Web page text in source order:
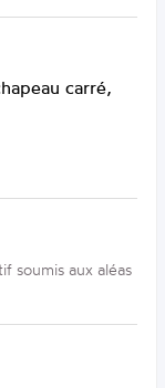
carré,
soumis aux aléas